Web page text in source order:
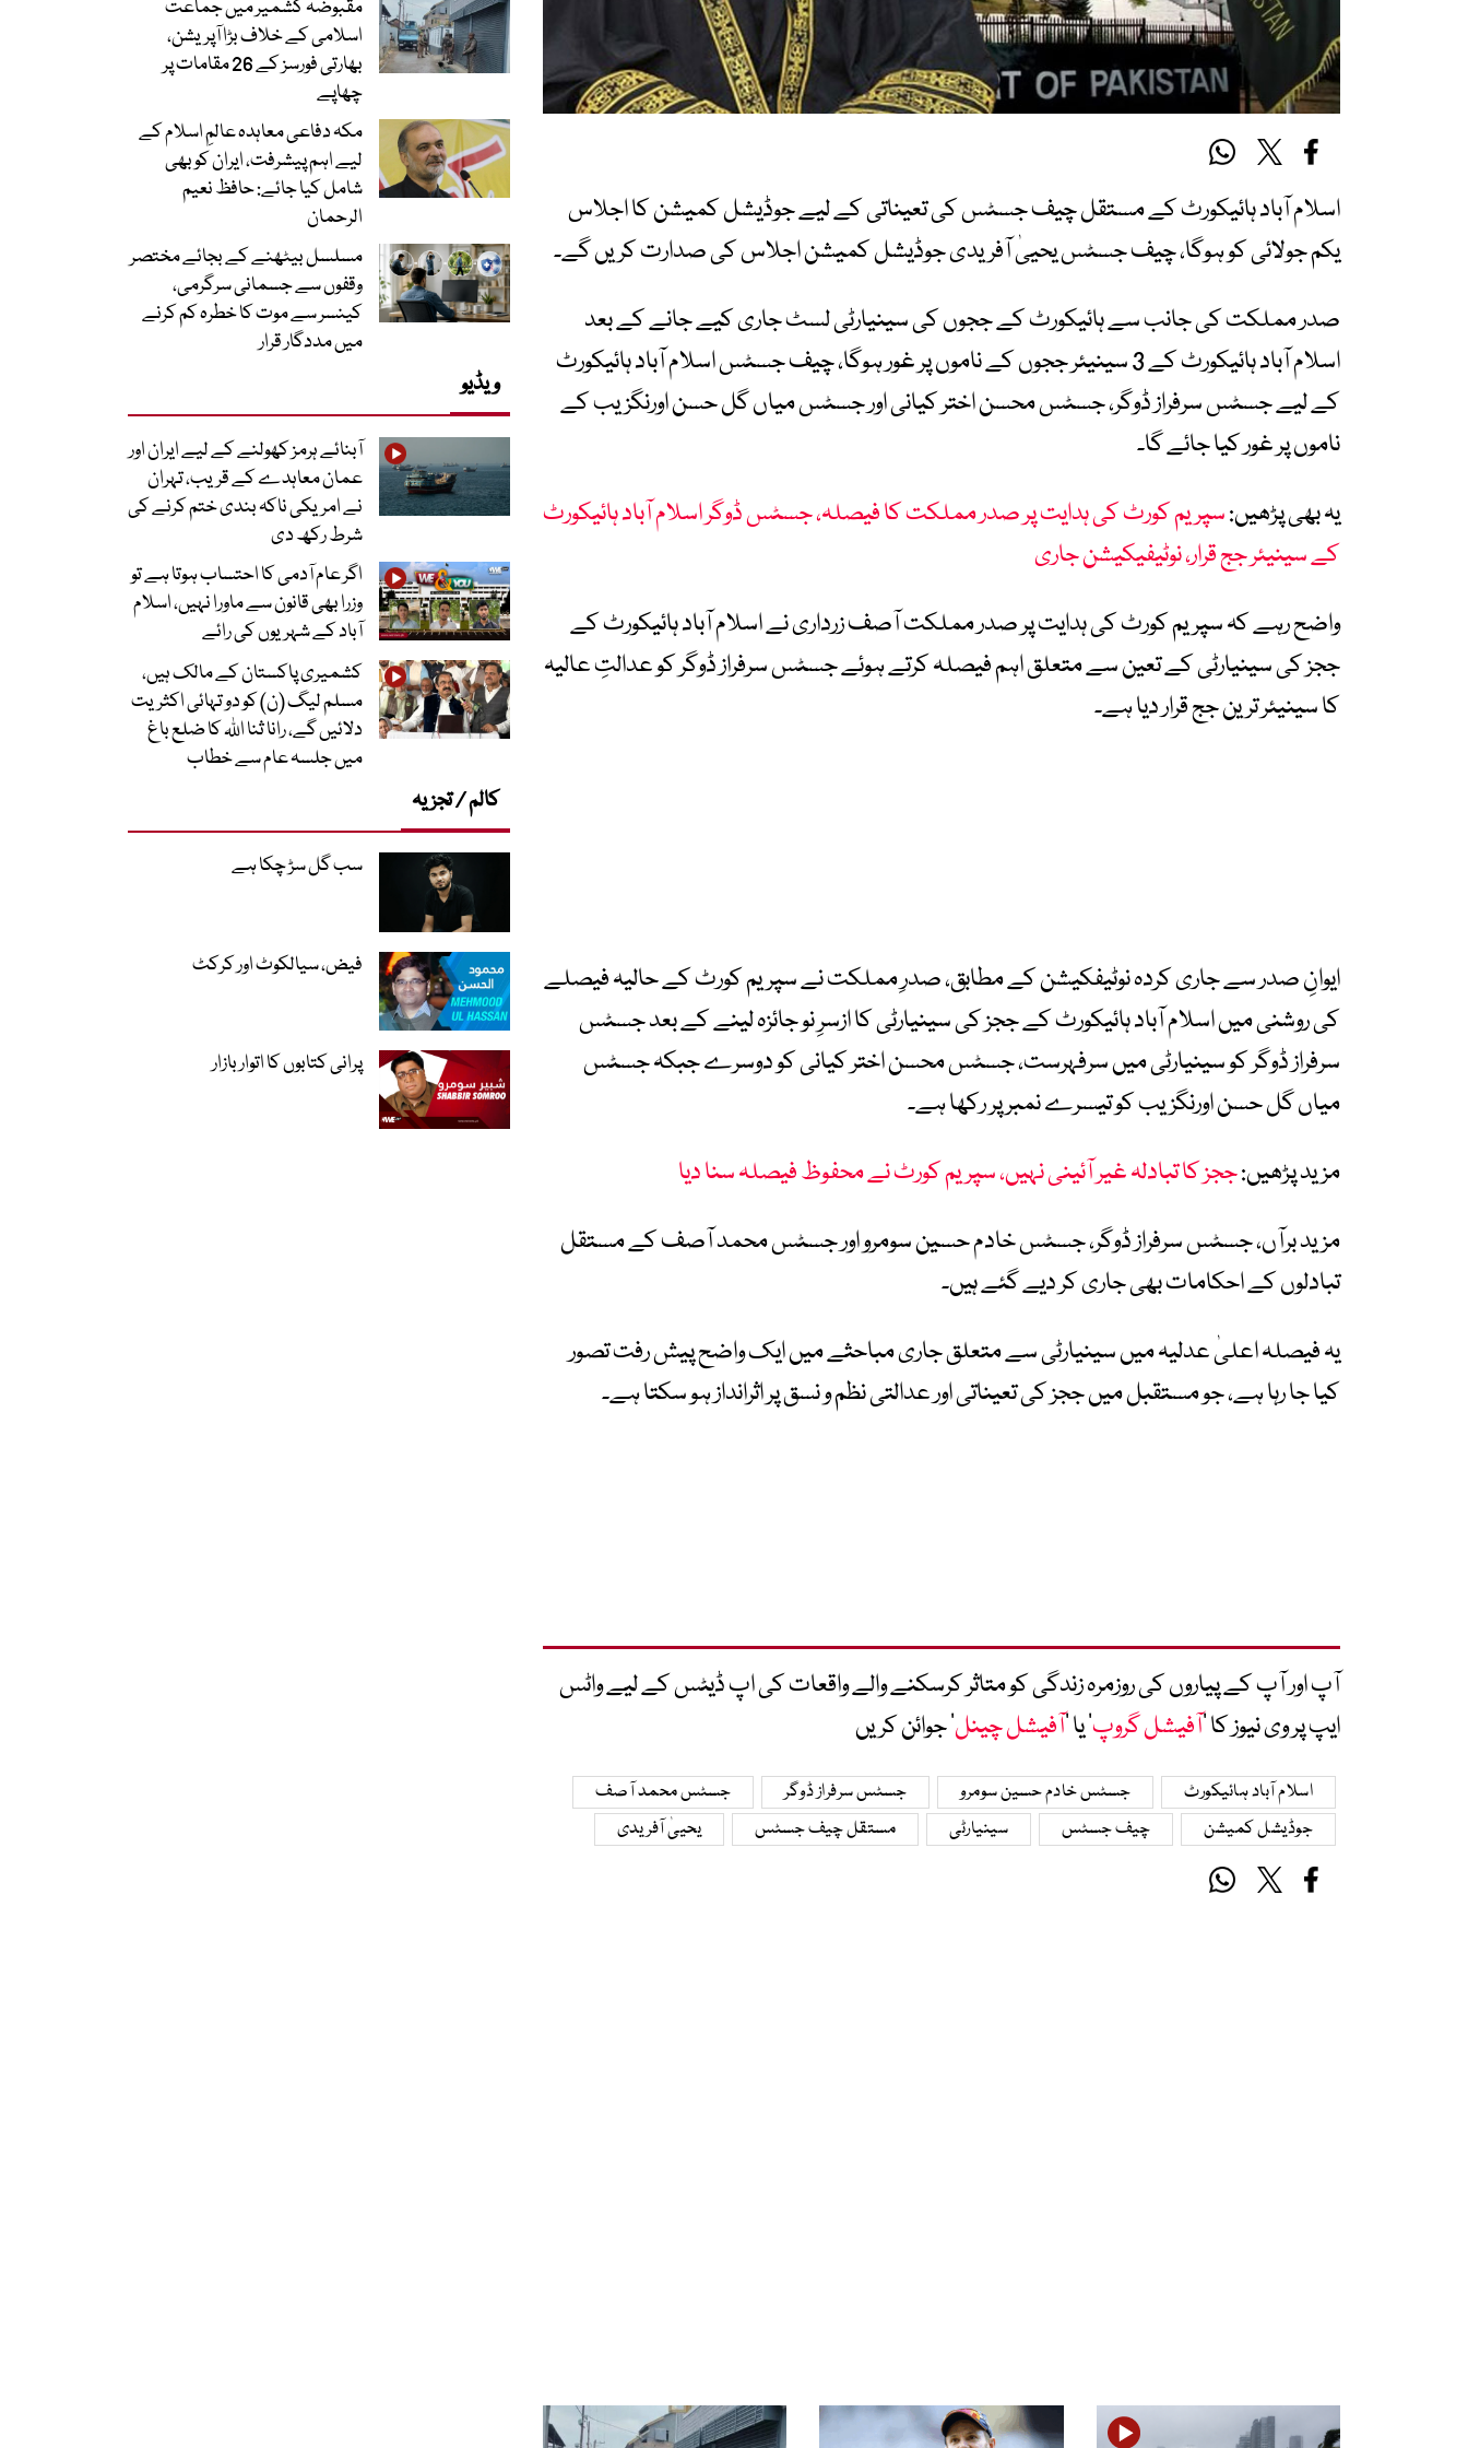
اسلام آباد ہائیکورٹ کے مستقل چیف جسٹس کی تعیناتی کے لیے جوڈیشل کمیشن کا اجلاس
یکم جولائی کو ہوگا، چیف جسٹس یحییٰ آفریدی جوڈیشل کمیشن اجلاس کی صدارت کریں گے۔
صدر مملکت کی جانب سے ہائیکورٹ کے ججوں کی سینیارٹی لسٹ جاری کیے جانے کے بعد
اسلام آباد ہائیکورٹ کے 3 سینیئر ججوں کے ناموں پر غور ہوگا، چیف جسٹس اسلام آباد ہائیکورٹ
کے لیے جسٹس سرفراز ڈوگر، جسٹس محسن اختر کیانی اور جسٹس میاں گل حسن اورنگزیب کے
ناموں پر غور کیا جائے گا۔
یہ بھی پڑھیں:سپریم کورٹ کی ہدایت پر صدر مملکت کا فیصلہ، جسٹس ڈوگر اسلام آباد ہائیکورٹ
کے سینیئر جج قرار، نوٹیفیکیشن جاری
واضح رہے کہ سپریم کورٹ کی ہدایت پر صدر مملکت آصف زرداری نے اسلام آباد ہائیکورٹ کے
ججز کی سینیارٹی کے تعین سے متعلق اہم فیصلہ کرتے ہوئے جسٹس سرفراز ڈوگر کو عدالتِ عالیہ
کا سینیئر ترین جج قرار دیا ہے۔
ایوانِ صدر سے جاری کردہ نوٹیفکیشن کے مطابق، صدرِ مملکت نے سپریم کورٹ کے حالیہ فیصلے
کی روشنی میں اسلام آباد ہائیکورٹ کے ججز کی سینیارٹی کا ازسرِ نو جائزہ لینے کے بعد جسٹس
سرفراز ڈوگر کو سینیارٹی میں سرفہرست، جسٹس محسن اختر کیانی کو دوسرے جبکہ جسٹس
میاں گل حسن اورنگزیب کو تیسرے نمبر پر رکھا ہے۔
مزید پڑھیں:ججز کا تبادلہ غیر آئینی نہیں، سپریم کورٹ نے محفوظ فیصلہ سنا دیا
مزید برآں، جسٹس سرفراز ڈوگر، جسٹس خادم حسین سومرو اور جسٹس محمد آصف کے مستقل
تبادلوں کے احکامات بھی جاری کر دیے گئے ہیں۔
یہ فیصلہ اعلیٰ عدلیہ میں سینیارٹی سے متعلق جاری مباحثے میں ایک واضح پیش رفت تصور
کیا جا رہا ہے، جو مستقبل میں ججز کی تعیناتی اور عدالتی نظم و نسق پر اثرانداز ہو سکتا ہے۔
آپ اور آپ کے پیاروں کی روزمرہ زندگی کو متاثر کرسکنے والے واقعات کی اپ ڈیٹس کے لیے واٹس
ایپ پر وی نیوز کا ’آفیشل گروپ‘ یا ’آفیشل چینل‘ جوائن کریں
اسلام آباد ہائیکورٹ جسٹس خادم حسین سومرو جسٹس سرفراز ڈوگر
جسٹس محمد آصف
جوڈیشل کمیشن
چیف جسٹس سینیارٹی مستقل چیف جسٹس یحییٰ آفریدی
مقبوضہ کشمیر میں جماعت
اسلامی کے خلاف بڑا آپریشن،
بھارتی فورسز کے 26 مقامات پر
چھاپے
مکہ دفاعی معاہدہ عالمِ اسلام کے
لیے اہم پیشرفت، ایران کو بھی
شامل کیا جائے: حافظ نعیم
الرحمان
مسلسل بیٹھنے کے بجائے مختصر
وقفوں سے جسمانی سرگرمی،
کینسر سے موت کا خطرہ کم کرنے
میں مددگار قرار
ویڈیو
آبنائے ہرمز کھولنے کے لیے ایران اور
عمان معاہدے کے قریب، تہران
نے امریکی ناکہ بندی ختم کرنے کی
شرط رکھ دی
اگر عام آدمی کا احتساب ہوتا ہے تو
وزرا بھی قانون سے ماورا نہیں، اسلام
آباد کے شہریوں کی رائے
کشمیری پاکستان کے مالک ہیں،
مسلم لیگ (ن) کو دو تہائی اکثریت
دلائیں گے، رانا ثنا اللہ کا ضلع باغ
میں جلسہ عام سے خطاب
کالم / تجزیہ
سب گل سڑ چکا ہے
فیض، سیالکوٹ اور کرکٹ
پرانی کتابوں کا اتوار بازار